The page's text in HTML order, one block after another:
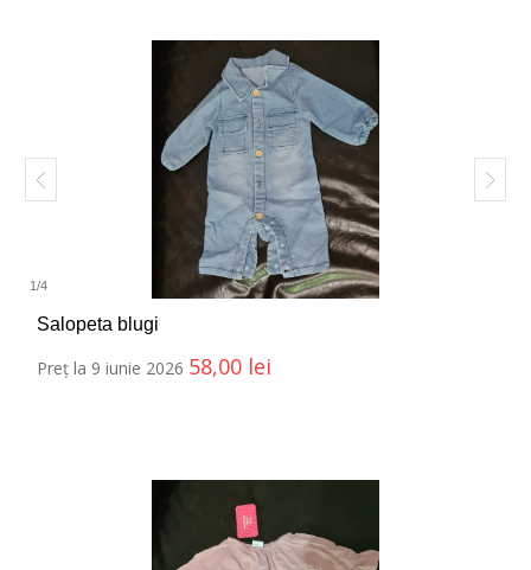
1/4
Salopeta blugi
Preț la 9 iunie 2026 58,00 lei